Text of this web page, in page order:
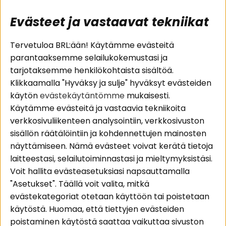
Suositut sivut
Pakettiratkaisut
Autostereot
Kaiuttimet
Päätevahvistimet
Lisätarvikkeet
Kaapelit
Asiakaspalvelu
Evästeet
Huolto- ja
takuutiedot
Ostoehdot
Palautus
Tietosuojapolitiikka
Alueet
Autohifi
Kotihifi
Uutuudet
Seuraa meitä
Instagram
Facebook
Youtube
Evästeet ja vastaavat tekniikat
Tervetuloa BRL:ään! Käytämme evästeitä
parantaaksemme selailukokemustasi ja
tarjotaksemme henkilökohtaista sisältöä.
Klikkaamalla "Hyväksy ja sulje" hyväksyt evästeiden
käytönevästekäytäntömme mukaisesti.
Käytämme evästeitä ja vastaavia tekniikoita
verkkosivuliikenteen analysointiin, verkkosivuston
sisällön räätälöintiin ja kohdennettujen mainosten
näyttämiseen. Nämä evästeet voivat kerätä tietoja
laitteestasi, selailutoiminnastasi ja mieltymyksistäsi.
Voit hallita evästeasetuksiasi napsauttamalla
"Asetukset". Täällä voit valita, mitkä
evästekategoriat otetaan käyttöön tai poistetaan
käytöstä. Huomaa, että tiettyjen evästeiden
poistaminen käytöstä saattaa vaikuttaa sivuston